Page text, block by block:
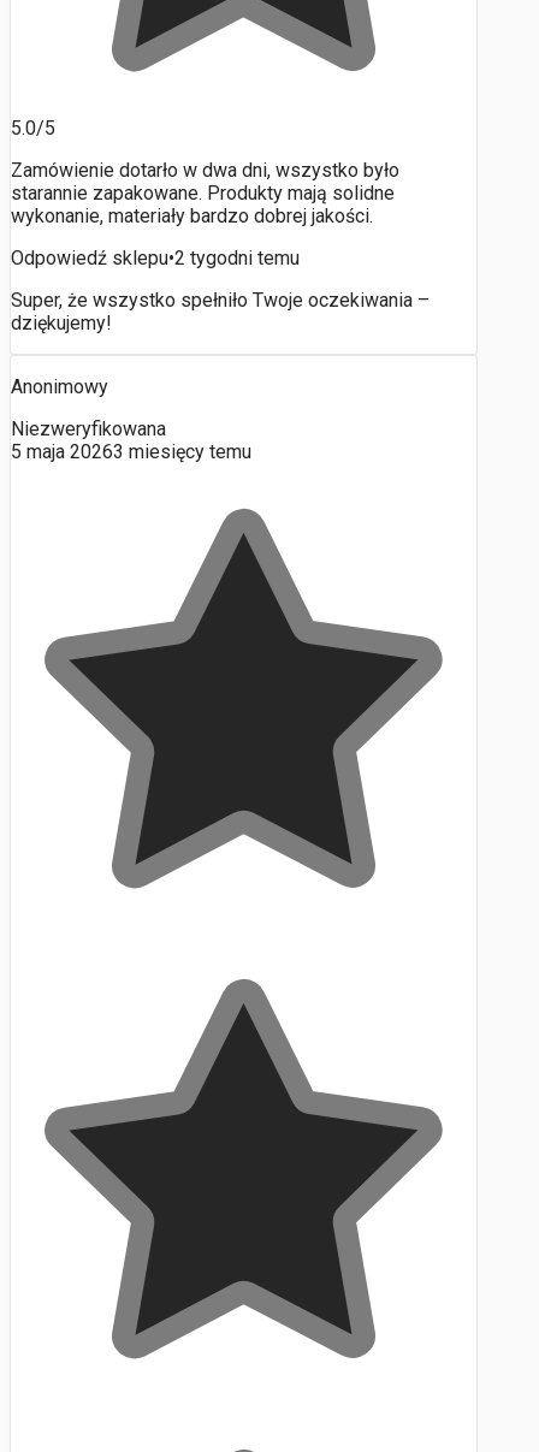
5.0/5
Zamówienie dotarło w dwa dni, wszystko było
starannie zapakowane. Produkty mają solidne
wykonanie, materiały bardzo dobrej jakości.
Odpowiedź sklepu•2 tygodni temu
Super, że wszystko spełniło Twoje oczekiwania –
dziękujemy!
Anonimowy
Niezweryfikowana
5 maja 20263 miesięcy temu